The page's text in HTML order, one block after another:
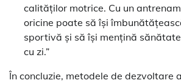
calităților motrice. Cu un
oricine poate să își
sportivă și să își mențină
cu zi.”
În concluzie, metodele de dezvoltare